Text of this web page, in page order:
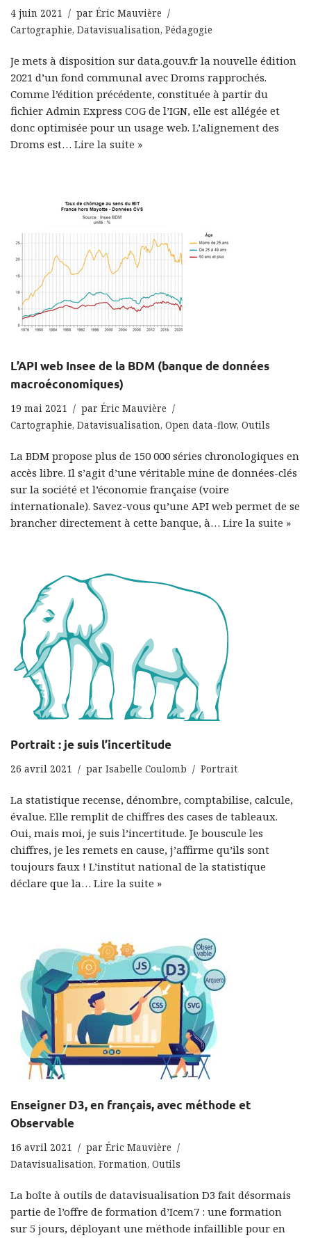
4 juin 2021 par Éric Mauvière
Cartographie, Datavisualisation, Pédagogie
Je mets à disposition sur data.gouv.fr la nouvelle édition
2021 d’un fond communal avec Droms rapprochés.
Comme l’édition précédente, constituée à partir du
fichier Admin Express COG de l’IGN, elle est allégée et
donc optimisée pour un usage web. L’alignement des
Droms est… Lire la suite »
L’API web Insee de la BDM (banque de données
macroéconomiques)
19 mai 2021 par Éric Mauvière
Cartographie, Datavisualisation, Open data-flow, Outils
La BDM propose plus de 150 000 séries chronologiques en
accès libre. Il s’agit d’une véritable mine de données-clés
sur la société et l’économie française (voire
internationale). Savez-vous qu’une API web permet de se
brancher directement à cette banque, à… Lire la suite »
Portrait : je suis l’incertitude
26 avril 2021 par Isabelle Coulomb Portrait
La statistique recense, dénombre, comptabilise, calcule,
évalue. Elle remplit de chiffres des cases de tableaux.
Oui, mais moi, je suis l’incertitude. Je bouscule les
chiffres, je les remets en cause, j’affirme qu’ils sont
toujours faux ! L’institut national de la statistique
déclare que la… Lire la suite »
Enseigner D3, en français, avec méthode et
Observable
16 avril 2021 par Éric Mauvière
Datavisualisation, Formation, Outils
La boîte à outils de datavisualisation D3 fait désormais
partie de l’offre de formation d’Icem7 : une formation
sur 5 jours, déployant une méthode infaillible pour en